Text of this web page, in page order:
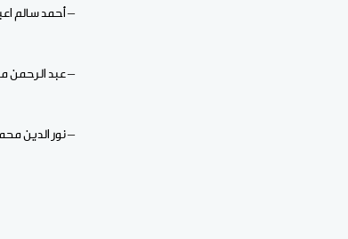
– ⁠أحمد سالم
– ⁠عبد الرحمن
– ⁠نور الدين